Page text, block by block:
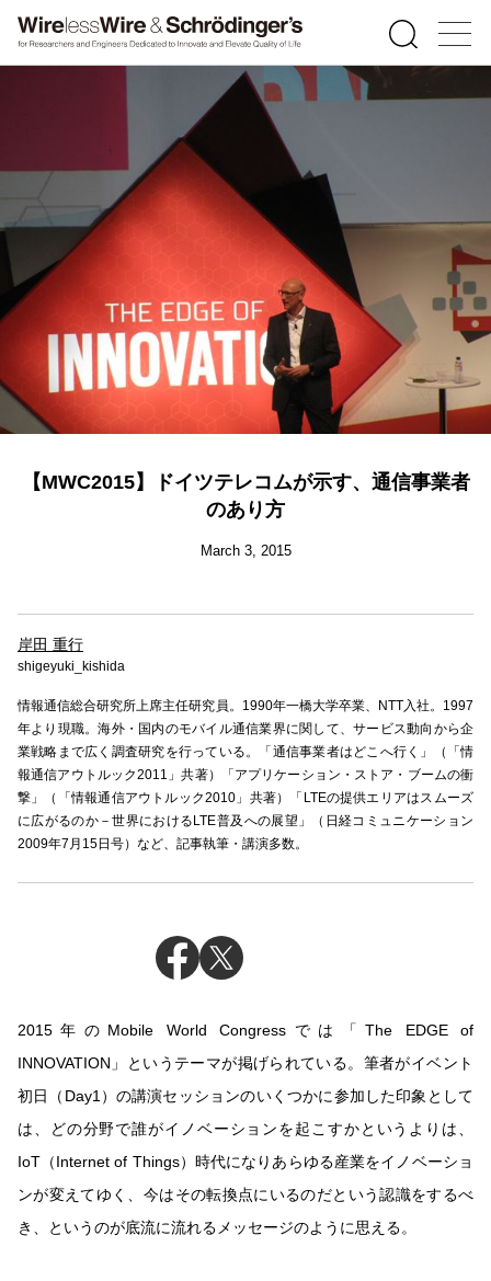
【MWC2015】ドイツテレコムが示す、通信事業者
のあり方
March 3, 2015
岸田 重行
shigeyuki_kishida
情報通信総合研究所上席主任研究員。1990年一橋大学卒業、NTT入社。1997
年より現職。海外・国内のモバイル通信業界に関して、サービス動向から企
業戦略まで広く調査研究を行っている。「通信事業者はどこへ行く」（「情
報通信アウトルック2011」共著）「アプリケーション・ストア・ブームの衝
撃」（「情報通信アウトルック2010」共著）「LTEの提供エリアはスムーズ
に広がるのか－世界におけるLTE普及への展望」（日経コミュニケーション
2009年7月15日号）など、記事執筆・講演多数。
2015年のMobile World Congressでは「The EDGE of
INNOVATION」というテーマが掲げられている。筆者がイベント
初日（Day1）の講演セッションのいくつかに参加した印象として
は、どの分野で誰がイノベーションを起こすかというよりは、
IoT（Internet of Things）時代になりあらゆる産業をイノベーショ
ンが変えてゆく、今はその転換点にいるのだという認識をするべ
き、というのが底流に流れるメッセージのように思える。